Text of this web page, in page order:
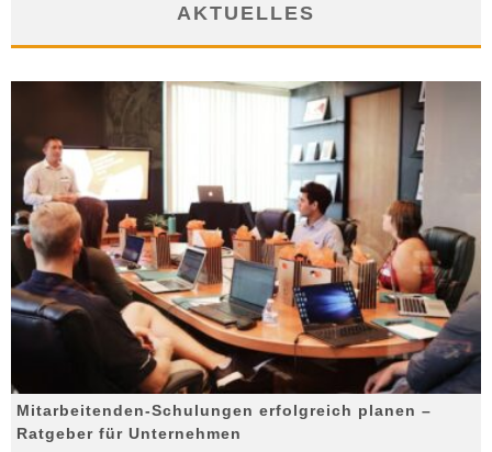
AKTUELLES
Mitarbeitenden-Schulungen erfolgreich planen –
Ratgeber für Unternehmen